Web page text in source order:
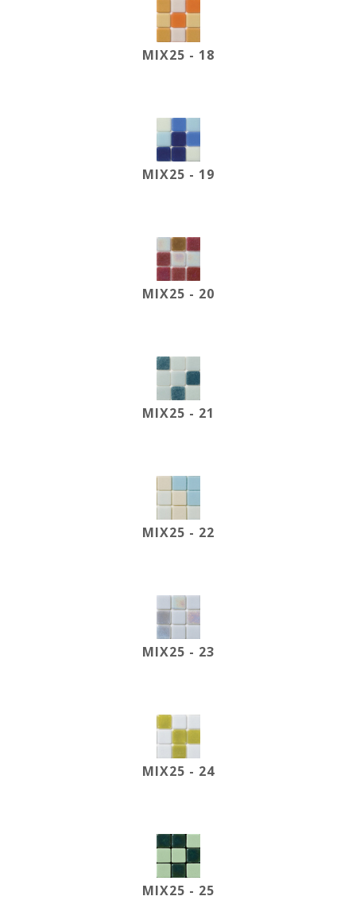
MIX25 - 18
MIX25 - 19
MIX25 - 20
MIX25 - 21
MIX25 - 22
MIX25 - 23
MIX25 - 24
MIX25 - 25